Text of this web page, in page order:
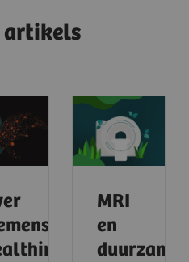
artikels
MRI
en
duurzame